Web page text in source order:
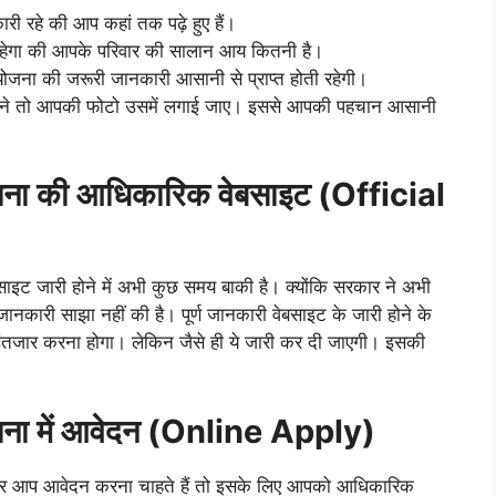
रहे की आप कहां तक पढ़े हुए हैं।
की आपके परिवार की सालान आय कितनी है।
की जरूरी जानकारी आसानी से प्राप्त होती रहेगी।
बने तो आपकी फोटो उसमें लगाई जाए। इससे आपकी पहचान आसानी
की आधिकारिक वेबसाइट (Official
जारी होने में अभी कुछ समय बाकी है। क्योंकि सरकार ने अभी
साझा नहीं की है। पूर्ण जानकारी वेबसाइट के जारी होने के
करना होगा। लेकिन जैसे ही ये जारी कर दी जाएगी। इसकी
में आवेदन (Online Apply)
आप आवेदन करना चाहते हैं तो इसके लिए आपको आधिकारिक